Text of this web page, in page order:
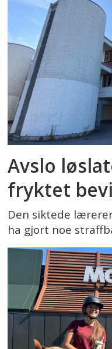
Avslo
fryktet
Den siktede
ha gjort noe